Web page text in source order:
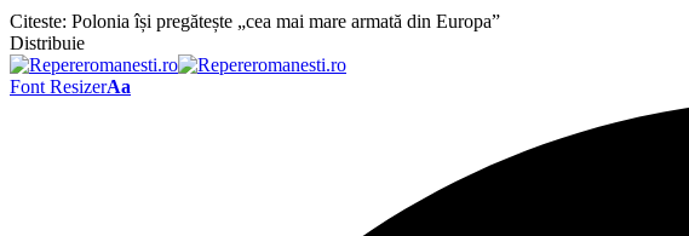
Citeste: Polonia își pregătește „cea mai mare armată din Europa”
Distribuie
Font ResizerAa